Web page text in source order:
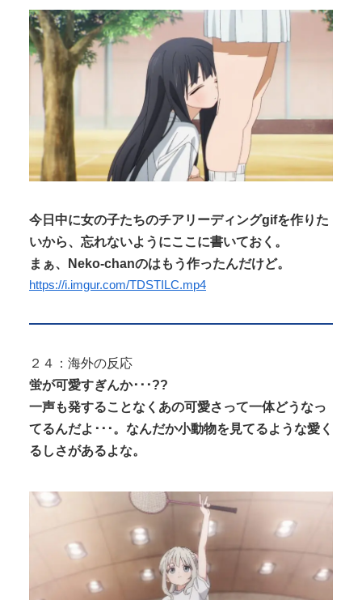
今日中に女の子たちのチアリーディングgifを作りた
いから、忘れないようにここに書いておく。
まぁ、Neko-chanのはもう作ったんだけど。
https://i.imgur.com/TDSTILC.mp4
２４：海外の反応
蛍が可愛すぎんか･･･??
一声も発することなくあの可愛さって一体どうなっ
てるんだよ･･･。なんだか小動物を見てるような愛く
るしさがあるよな。